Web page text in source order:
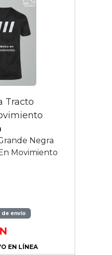
Tracto
Negra
Movimiento
de envío
EN LÍNEA